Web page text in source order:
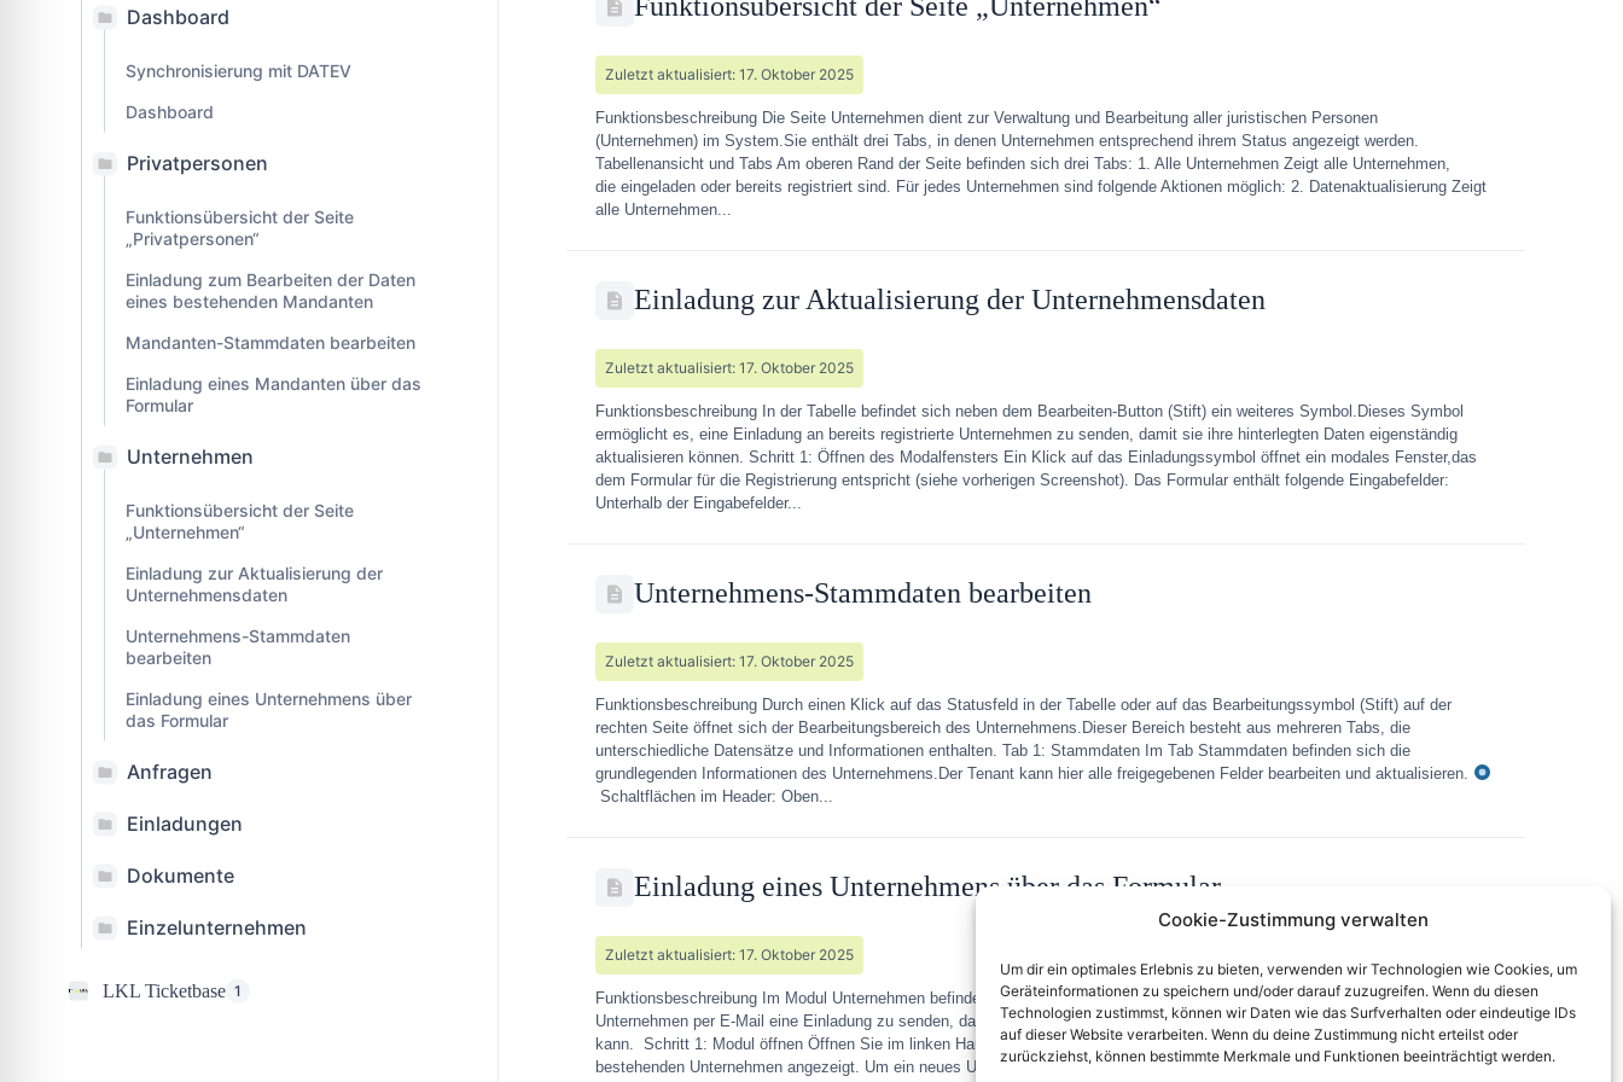
Cookie-Zustimmung verwalten
Um dir ein optimales Erlebnis zu bieten, verwenden wir Technologien wie Cookies, um
Geräteinformationen zu speichern und/oder darauf zuzugreifen. Wenn du diesen
Technologien zustimmst, können wir Daten wie das Surfverhalten oder eindeutige IDs
auf dieser Website verarbeiten. Wenn du deine Zustimmung nicht erteilst oder
zurückziehst, können bestimmte Merkmale und Funktionen beeinträchtigt werden.
Dashboard
Synchronisierung mit DATEV
Dashboard
Privatpersonen
Funktionsübersicht der Seite
„Privatpersonen“
Einladung zum Bearbeiten der Daten
eines bestehenden Mandanten
Mandanten-Stammdaten bearbeiten
Einladung eines Mandanten über das
Formular
Unternehmen
Funktionsübersicht der Seite
„Unternehmen“
Einladung zur Aktualisierung der
Unternehmensdaten
Unternehmens-Stammdaten
bearbeiten
Einladung eines Unternehmens über
das Formular
Anfragen
Einladungen
Dokumente
Einzelunternehmen
LKL Ticketbase 1
Zuletzt aktualisiert: 17. Oktober 2025
Funktionsbeschreibung Die Seite Unternehmen dient zur Verwaltung und Bearbeitung aller juristischen Personen
(Unternehmen) im System.Sie enthält drei Tabs, in denen Unternehmen entsprechend ihrem Status angezeigt werden.
Tabellenansicht und Tabs Am oberen Rand der Seite befinden sich drei Tabs: 1. Alle Unternehmen Zeigt alle Unternehmen,
die eingeladen oder bereits registriert sind. Für jedes Unternehmen sind folgende Aktionen möglich: 2. Datenaktualisierung Zeigt
alle Unternehmen...
Einladung zur Aktualisierung der Unternehmensdaten
Zuletzt aktualisiert: 17. Oktober 2025
Funktionsbeschreibung In der Tabelle befindet sich neben dem Bearbeiten-Button (Stift) ein weiteres Symbol.Dieses Symbol
ermöglicht es, eine Einladung an bereits registrierte Unternehmen zu senden, damit sie ihre hinterlegten Daten eigenständig
aktualisieren können. Schritt 1: Öffnen des Modalfensters Ein Klick auf das Einladungssymbol öffnet ein modales Fenster,das
dem Formular für die Registrierung entspricht (siehe vorherigen Screenshot). Das Formular enthält folgende Eingabefelder:
Unterhalb der Eingabefelder...
Unternehmens-Stammdaten bearbeiten
Zuletzt aktualisiert: 17. Oktober 2025
Funktionsbeschreibung Durch einen Klick auf das Statusfeld in der Tabelle oder auf das Bearbeitungssymbol (Stift) auf der
rechten Seite öffnet sich der Bearbeitungsbereich des Unternehmens.Dieser Bereich besteht aus mehreren Tabs, die
unterschiedliche Datensätze und Informationen enthalten. Tab 1: Stammdaten Im Tab Stammdaten befinden sich die
grundlegenden Informationen des Unternehmens.Der Tenant kann hier alle freigegebenen Felder bearbeiten und aktualisieren.
Schaltflächen im Header: Oben...
Einladung eines Unternehmens über das Formular
Zuletzt aktualisiert: 17. Oktober 2025
Funktionsbeschreibung Im Modul Unternehmen befindet sich die Schaltfläche „Einladen“.Diese Funktion dient dazu, einem
Unternehmen per E-Mail eine Einladung zu senden, damit es sich im System registrieren und seine Stammdaten hinterlegen
kann. Schritt 1: Modul öffnen Öffnen Sie im linken Hauptmenü das Modul Unternehmen.Es wird eine Übersicht aller
bestehenden Unternehmen angezeigt. Um ein neues Unternehmen einzuladen, klicken Sie oben rechts...